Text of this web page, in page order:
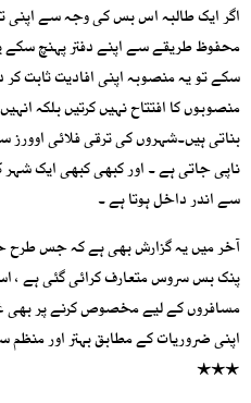
اگر ایک طالبہ اس بس کی وجہ سے اپنی
محفوظ طریقے سے اپنے دفتر پہنچ سکے
سکے تو یہ منصوبہ اپنی افادیت ثابت
منصوبوں کا افتتاح نہیں کرتیں بلکہ
بناتی ہیں۔شہروں کی ترقی فلائی
ناپی جاتی ہے ۔ اور کبھی کبھی ایک
سے اندر داخل ہوتا ہے ۔
آخر میں یہ گزارش بھی ہے کہ جس طرح
پنک بس سروس متعارف کرائی گئی ہے
مسافروں کے لیے مخصوص کرنے پر بھی
اپنی ضروریات کے مطابق بہتر اور
٭٭٭